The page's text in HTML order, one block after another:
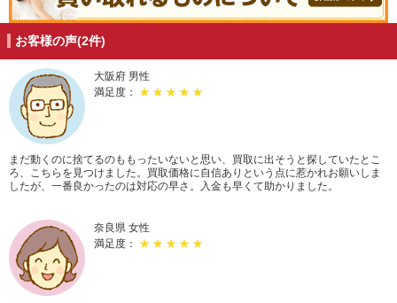
お客様の声(2件)
大阪府 男性
満足度：
★ ★ ★ ★ ★
まだ動くのに捨てるのももったいないと思い、買取に出そうと探していたとこ
ろ、こちらを見つけました。買取価格に自信ありという点に惹かれお願いしま
したが、一番良かったのは対応の早さ。入金も早くて助かりました。
奈良県 女性
満足度：
★ ★ ★ ★ ★